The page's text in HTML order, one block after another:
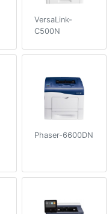
VersaLink-
C500N
Phaser-6600DN